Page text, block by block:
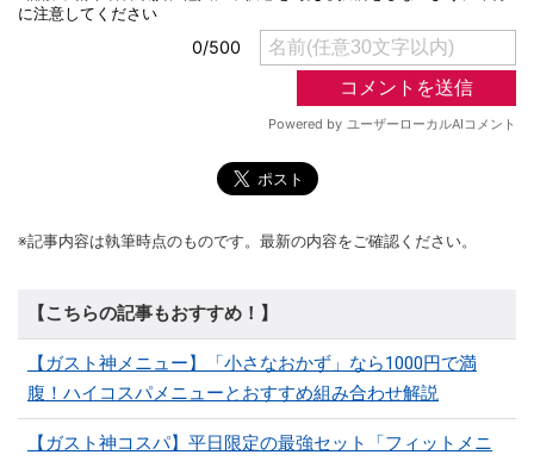
※記事内容は執筆時点のものです。最新の内容をご確認ください。
【こちらの記事もおすすめ！】
【ガスト神メニュー】「小さなおかず」なら1000円で満
腹！ハイコスパメニューとおすすめ組み合わせ解説
【ガスト神コスパ】平日限定の最強セット「フィットメニ